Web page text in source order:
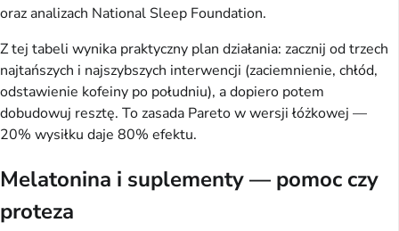
oraz analizach National Sleep Foundation.
Z tej tabeli wynika praktyczny plan działania: zacznij od trzech
najtańszych i najszybszych interwencji (zaciemnienie, chłód,
odstawienie kofeiny po południu), a dopiero potem
dobudowuj resztę. To zasada Pareto w wersji łóżkowej —
20% wysiłku daje 80% efektu.
Melatonina i suplementy — pomoc czy
proteza